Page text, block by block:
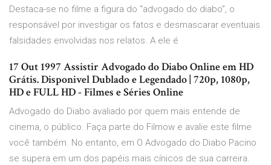
Destaca-se no filme a figura do “advogado do diabo”, o
responsável por investigar os fatos e desmascarar eventuais
falsidades envolvidas nos relatos. A ele é
17 Out 1997 Assistir Advogado do Diabo Online em HD
Grátis. Disponivel Dublado e Legendado | 720p, 1080p,
HD e FULL HD - Filmes e Séries Online
Advogado do Diabo avaliado por quem mais entende de
cinema, o público. Faça parte do Filmow e avalie este filme
você também. No entanto, em O Advogado do Diabo Pacino
se supera em um dos papéis mais cínicos de sua carreira.